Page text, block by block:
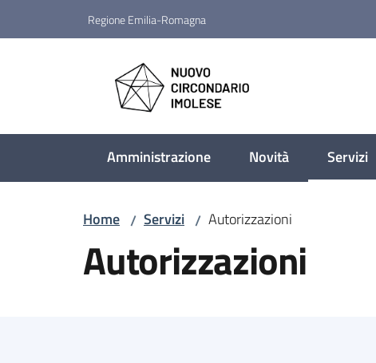
Regione Emilia-Romagna
Nuovo Circondario
Amministrazione Novità Servizi
Menu
Home / Servizi / Autorizzazioni
Autorizzazioni